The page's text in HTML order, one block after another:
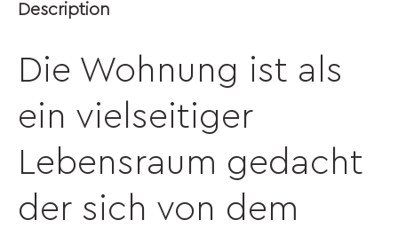
Description
Die Wohnung ist als
ein vielseitiger
Lebensraum gedacht
der sich von dem